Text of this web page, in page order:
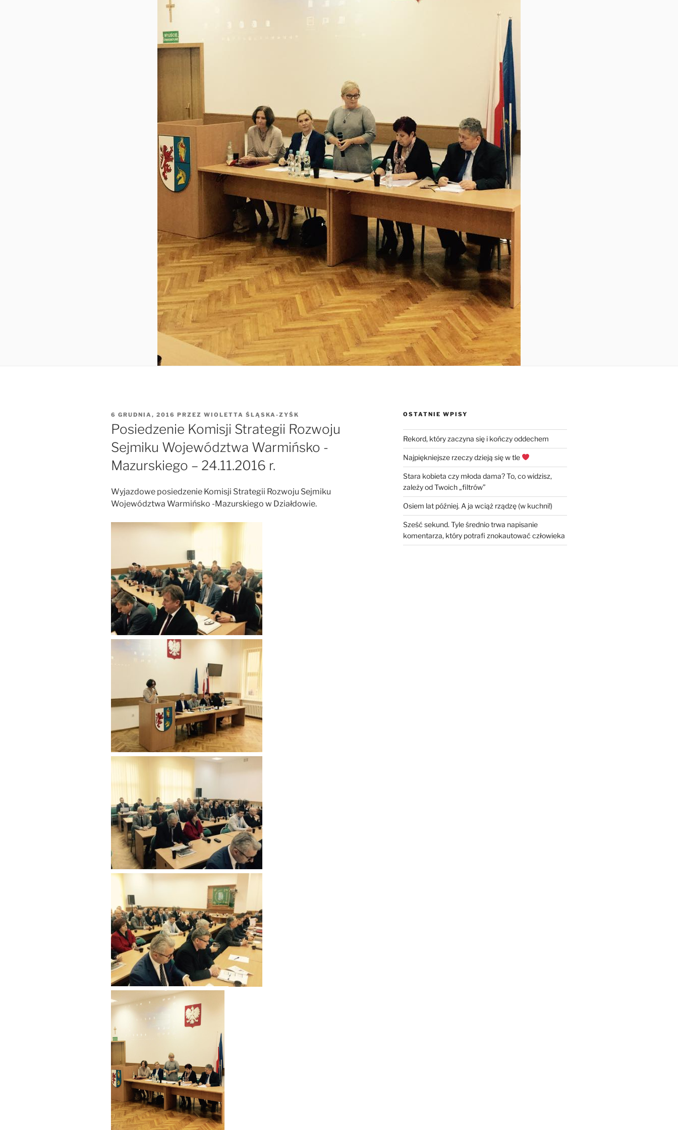
OPUBLIKOWANE
W
6 GRUDNIA, 2016 PRZEZ WIOLETTA ŚLĄSKA-ZYŚK
Posiedzenie Komisji Strategii Rozwoju
Sejmiku Województwa Warmińsko -
Mazurskiego – 24.11.2016 r.
Wyjazdowe posiedzenie Komisji Strategii Rozwoju Sejmiku
Województwa Warmińsko -Mazurskiego w Działdowie.
OSTATNIE WPISY
Rekord, który zaczyna się i kończy oddechem
Najpiękniejsze rzeczy dzieją się w tle
Stara kobieta czy młoda dama? To, co widzisz,
zależy od Twoich „filtrów”
Osiem lat później. A ja wciąż rządzę (w kuchni!)
Sześć sekund. Tyle średnio trwa napisanie
komentarza, który potrafi znokautować człowieka